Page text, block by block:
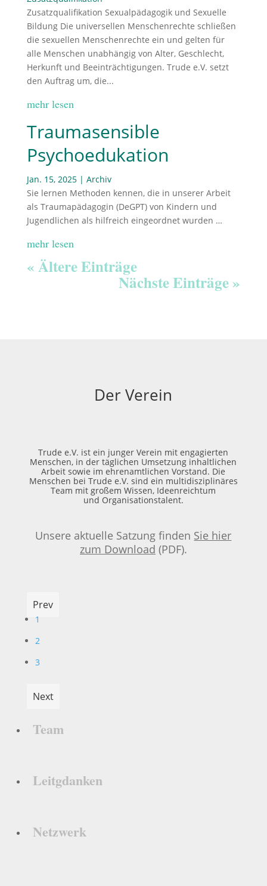
Zusatzqualifikation Sexualpädagogik und Sexuelle
Bildung Die universellen Menschenrechte schließen
die sexuellen Menschenrechte ein und gelten für
alle Menschen unabhängig von Alter, Geschlecht,
Herkunft und Beeinträchtigungen. Trude e.V. setzt
den Auftrag um, die...
mehr lesen
Traumasensible
Psychoedukation
Jan. 15, 2025| Archiv
Sie lernen Methoden kennen, die in unserer Arbeit
als Traumapädagogin (DeGPT) von Kindern und
Jugendlichen als hilfreich eingeordnet wurden …
mehr lesen
« Ältere Einträge
Nächste Einträge »
Der Verein
Trude e.V. ist ein junger Verein mit engagierten
Menschen, in der täglichen Umsetzung inhaltlichen
Arbeit sowie im ehrenamtlichen Vorstand. Die
Menschen bei Trude e.V. sind ein multidisziplinäres
Team mit großem Wissen, Ideenreichtum
und Organisationstalent.
Unsere aktuelle Satzung finden Sie hier
zum Download (PDF).
Prev
1
2
3
Next
Team
Leitgdanken
Netzwerk